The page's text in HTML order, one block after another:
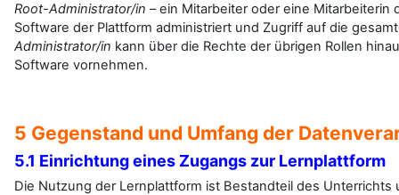
Root-Administrator/in – ein Mitarbeiter oder eine Mitarbeiterin
Software der Plattform administriert und Zugriff auf die
Administrator/in kann über die Rechte der übrigen Rollen
Software vornehmen.
5 Gegenstand und Umfang der
5.1 Einrichtung eines Zugangs zur Lernplattform
Die Nutzung der Lernplattform ist Bestandteil des Unterrichts